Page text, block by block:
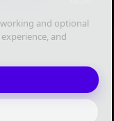
and optional
and